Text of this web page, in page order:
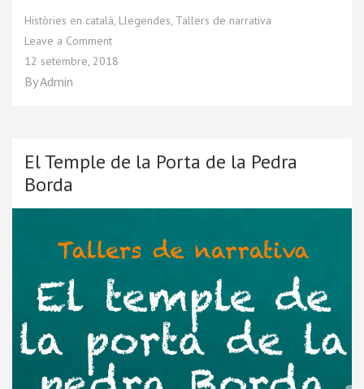
Històries en català, Llegendes, Tallers de narrativa
Leave a Comment
12 setembre, 2018
ByAdmin
El Temple de la Porta de la Pedra
Borda